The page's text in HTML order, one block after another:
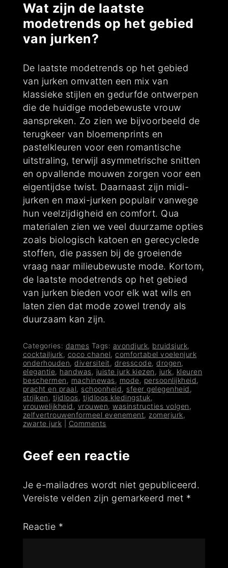
Wat zijn de laatste
modetrends op het gebied
van jurken?
De laatste modetrends op het gebied
van jurken omvatten een mix van
klassieke stijlen en gedurfde ontwerpen
die de huidige modebewuste vrouw
aanspreken. Zo zien we bijvoorbeeld de
terugkeer van bloemenprints en
pastelkleuren voor een romantische
uitstraling, terwijl asymmetrische snitten
en opvallende mouwen zorgen voor een
eigentijdse twist. Daarnaast zijn midi-
jurken en maxi-jurken populair vanwege
hun veelzijdigheid en comfort. Qua
materialen zien we veel duurzame opties
zoals biologisch katoen en gerecyclede
stoffen, die passen bij de groeiende
vraag naar milieubewuste mode. Kortom,
de laatste modetrends op het gebied
van jurken bieden voor elk wat wils en
laten zien dat mode zowel trendy als
duurzaam kan zijn.
Categories: dames Tags: avondjurk, bruidsjurk,
cocktailjurk, coco chanel,comfortabel voelenjurk
onderhouden,diversiteit , dresscode,drogen,
elegantie, handwas, juiste jurk kiezen , jurk, kleuren
beschermen , machinewas, mode, persoonlijkheid,
pracht en praal, schoonheid, sfeer gelegenheid ,
strijken , tijdloos, tijdloos kledingstuk,
vrouwelijkheid , vrouwen,wasinstructies volgen ,
zelfvertrouwenformeel evenement, zomerjurk,
zwarte jurk
Comments
Geef een reactie
Je e-mailadres wordt niet gepubliceerd.
Vereiste velden zijn gemarkeerd met *
Reactie *